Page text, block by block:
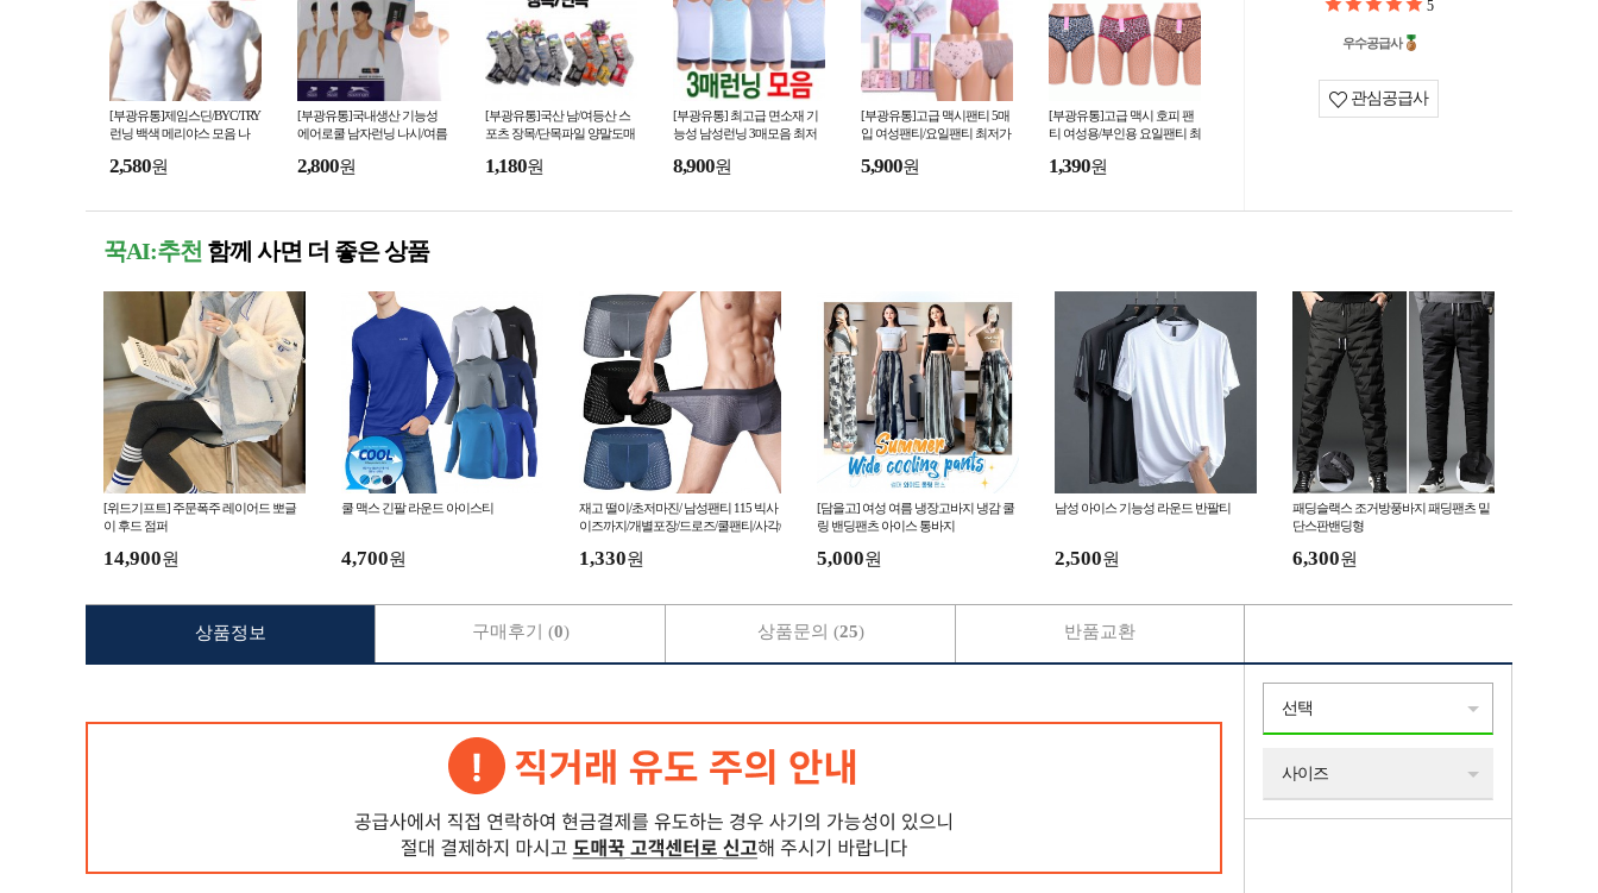
[부광유통]제임스딘/BYC/TRY
런닝 백색 메리야스 모음 나
2,580원
[부광유통]국내생산 기능성
에어로쿨 남자런닝 나시/여름
매
2,800원
[부광유통]국산 남/여등산 스
포츠 장목/단목파일 양말도매
1,180원
[부광유통] 최고급 면소재 기
능성 남성런닝 3매모음 최저
8,900원
[부광유통]고급 맥시팬티 5매
입 여성팬티/요일팬티 최저가
5,900원
[부광유통]고급 맥시 호피 팬
티 여성용/부인용 요일팬티 최
1,390원
5
우수공급사
관심공급사
꾹AI:추천 함께 사면 더 좋은 상품
[위드기프트] 주문폭주 레이어드 뽀글
이 후드 점퍼
14,900원
쿨 맥스 긴팔 라운드 아이스티
4,700원
재고 떨이/초저마진/ 남성팬티 115 빅사
이즈까지/개별포장/드로즈/쿨팬티/사각/
1,330원
[담을고] 여성 여름 냉장고바지 냉감 쿨
링 밴딩팬츠 아이스 통바지
5,000원
남성 아이스 기능성 라운드 반팔티
2,500원
패딩슬랙스 조거방풍바지 패딩팬츠 밑
단스판밴딩형
6,300원
상품정보 구매후기 (0) 상품문의 (25) 반품교환
선택
사이즈